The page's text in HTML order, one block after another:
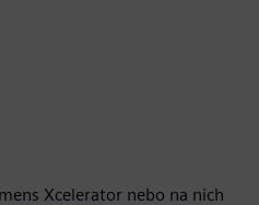
Xcelerator nebo na nich